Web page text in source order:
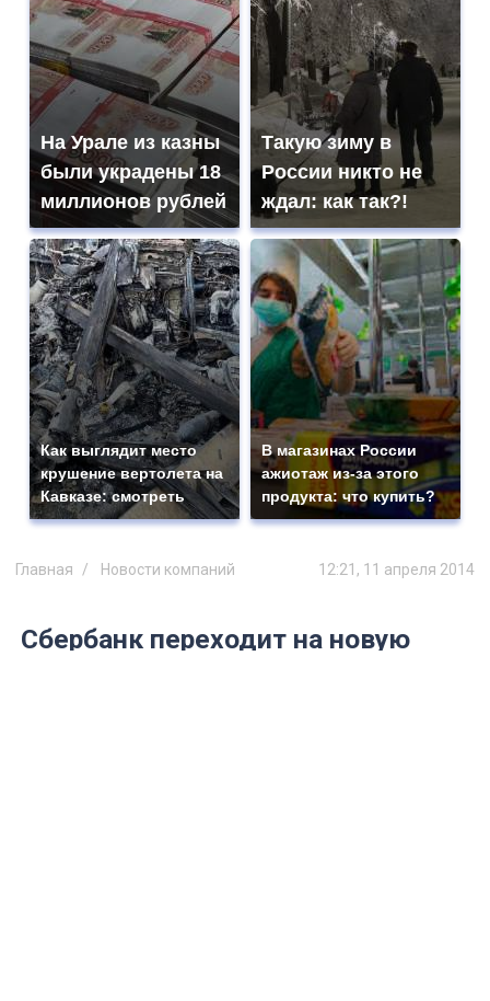
На Урале из казны
были украдены 18
миллионов рублей
Такую зиму в
России никто не
ждал: как так?!
Как выглядит место
крушение вертолета на
Кавказе: смотреть
В магазинах России
ажиотаж из-за этого
продукта: что купить?
Главная Новости компаний 12:21, 11 апреля 2014
Сбербанк переходит на новую